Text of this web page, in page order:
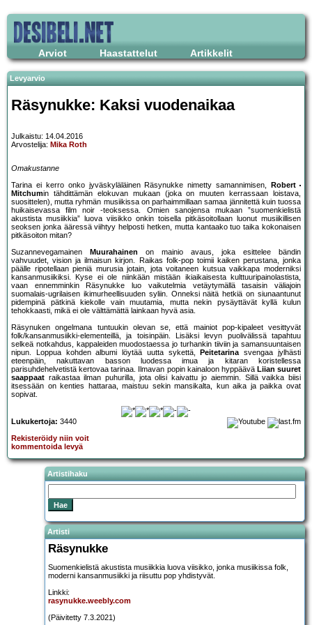
Arviot Haastattelut Artikkelit
Levyarvio
Räsynukke: Kaksi vuodenaikaa
Julkaistu: 14.04.2016
Arvostelija: Mika Roth
Omakustanne
Tarina ei kerro onko jyväskyläläinen Räsynukke nimetty samannimisen,
Robert
Mitchumin tähdittämän elokuvan mukaan (joka on muuten kerrassaan loistava,
suosittelen), mutta ryhmän musiikissa on parhaimmillaan samaa jännitettä kuin tuossa
huikaisevassa film noir -teoksessa. Omien sanojensa mukaan ”suomenkielistä
akustista musiikkia” luova viisikko onkin toisella pitkäsoitollaan luonut musiikillisen
seoksen jonka ääressä viihtyy helposti hetken, mutta kantaako tuo taika kokonaisen
pitkäsoiton mitan?
Suzannevegamainen
Muurahainen on mainio avaus, joka esittelee bändin
vahvuudet, vision ja ilmaisun kirjon. Raikas folk-pop toimii kaiken perustana, jonka
päälle ripotellaan pieniä murusia jotain, jota voitaneen kutsua vaikkapa moderniksi
kansanmusiikiksi. Kyse ei ole niinkään mistään ikiaikaisesta kulttuuripainolastista,
vaan ennemminkin Räsynukke luo vaikutelmia vetäytymällä tasaisin väliajoin
suomalais-ugrilaisen ikimurheellisuuden syliin. Onneksi näitä hetkiä on siunaantunut
pidempinä pätkinä kiekolle vain muutamia, mutta nekin pysäyttävät kyllä kulun
tehokkaasti, mikä ei ole välttämättä lainkaan hyvä asia.
Räsynuken ongelmana tuntuukin olevan se, että mainiot pop-kipaleet vesittyvät
folk/kansanmusiikki-elementeillä, ja toisinpäin. Lisäksi levyn puolivälissä tapahtuu
selkeä notkahdus, kappaleiden muodostaessa jo turhankin tiiviin ja samansuuntaisen
nipun. Loppua kohden albumi löytää uutta sykettä,
Peitetarinasvengaa jylhästi
eteenpäin, nakuttavan basson luodessa imua ja kitaran koristellessa
parisuhdehelvetistä kertovaa tarinaa. Ilmavan popin kainaloon hyppäävä Liian suuret
saappaat raikastaa ilman puhurilla, jota olisi kaivattu jo aiemmin. Sillä vaikka biisi
itsessään on kenties hattaraa, maistuu sekin mansikalta, kun aika ja paikka ovat
sopivat.
Lukukertoja: 3440
Rekisteröidy niin voit
kommentoida levyä
Artistihaku
Artisti
Räsynukke
Suomenkielistä akustista musiikkia luova viisikko, jonka musiikissa folk,
moderni kansanmusiikki ja riisuttu pop yhdistyvät.
Linkki:
rasynukke.weebly.com
(Päivitetty 7.3.2021)